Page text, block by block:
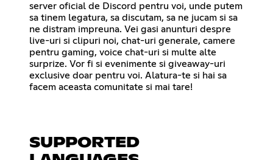
server oficial de Discord pentru voi, unde putem
sa tinem legatura, sa discutam, sa ne jucam si sa
ne distram impreuna. Vei gasi anunturi despre
live-uri si clipuri noi, chat-uri generale, camere
pentru gaming, voice chat-uri si multe alte
surprize. Vor fi si evenimente si giveaway-uri
exclusive doar pentru voi. Alatura-te si hai sa
facem aceasta comunitate si mai tare!
SUPPORTED